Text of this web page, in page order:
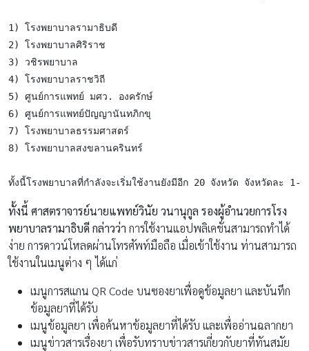
1) โรงพยาบาลรามาธิบดี
2) โรงพยาบาลศิริราช
3) วชิรพยาบาล
4) โรงพยาบาลราชวิถี
5) ศูนย์การแพทย์ มศว. องครักษ์
6) ศูนย์การแพทย์ปัญญานันทภิกขุ
7) โรงพยาบาลธรรมศาสตร์
8) โรงพยาบาลสงขลานครินทร์
ทั้งนี้โรงพยาบาลที่กำลังจะเริ่มใช้งานยังมีอีก 20 จังหวัด จังหวัดละ
ทั้งนี้ ศาสตราจารย์นายแพทย์วินัย วนานุกูล รองผู้อำนวยการโรง
พยาบาลรามาธิบดีกล่าวว่า การใช้งานแอปพลิเคชั่นสามารถทำได้
ง่าย การดาวน์โหลดผ่านโทรศัพท์มือถือ เมื่อเข้าใช้งาน ท่านสามารถ
ใช้งานในเมนูต่าง ๆ ได้แก่
เมนูการสแกน QR Code บนซองยาเพื่อดูข้อมูลยา และบันทึก
ข้อมูลยาที่ได้รับ
เมนูข้อมูลยา เพื่อค้นหาข้อมูลยาที่ได้รับ และเพื่ออ่านฉลากยา
เมนูข่าวสารเรื่องยา เพื่อรับทราบข่าวสารเกี่ยวกับยาที่ทันสมัย